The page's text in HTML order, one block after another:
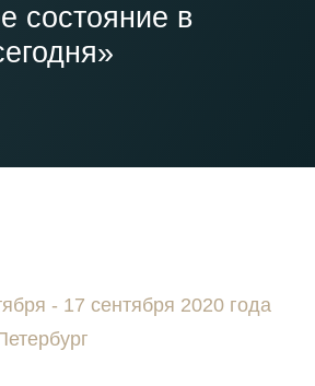
состояние в
- 17 сентября 2020 года